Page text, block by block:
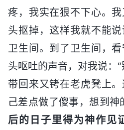
疼，我实在狠不下心。
头抠掉，这样我就不能
卫生间。到了卫生间，
头呕吐的声音，对我说：
带回来又铐在老虎凳上
己差点做了傻事，想到神
后的日子里得为神作见